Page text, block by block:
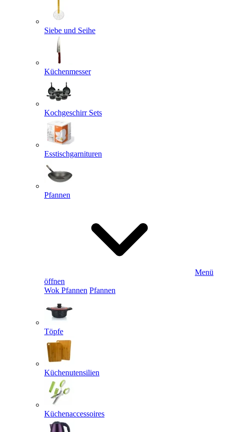
Siebe und Seihe
Küchenmesser
Kochgeschirr Sets
Esstischgarnituren
Pfannen
Menü
öffnen
Wok Pfannen Pfannen
Töpfe
Küchenutensilien
Küchenaccessoires